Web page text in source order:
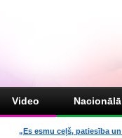
Video
„Es esmu ceļš, patiesība